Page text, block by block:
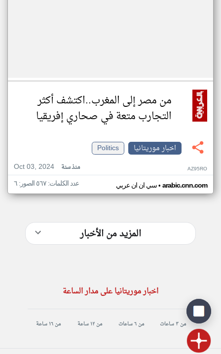
من مصر إلى المغرب..اكتشف أكثر
التجارب متعة في صحاري إفريقيا
اخبار موريتانيا
Politics
Oct 03, 2024
منذ سنة AZ95RO
سي ان ان عربي• arabic.cnn.com عدد الكلمات: ٥٦٧ الصور: ٦
المزيد من الأخبار
اخبار موريتانيا على مدار الساعة
من ٣ ساعات من ٦ ساعات من ١٢ ساعة من ١٦ ساعة